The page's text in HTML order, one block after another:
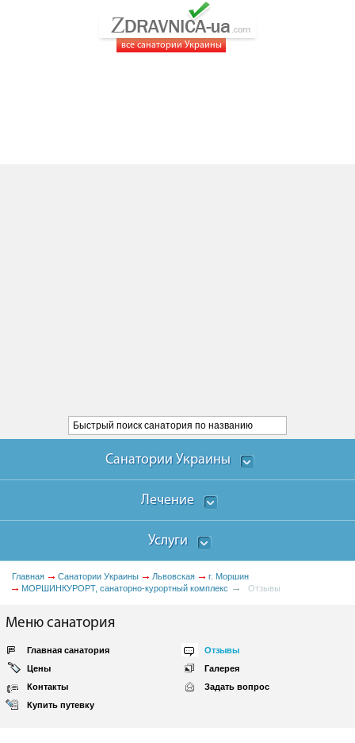
все санатории Украины
Санатории Украины
Лечение
Услуги
Главная Санатории Украины Львовская
г. Моршин
МОРШИНКУРОРТ, санаторно-курортный комплекс
Отзывы
Меню санатория
Главная санатория
Отзывы
Цены
Галерея
Контакты
Задать вопрос
Купить путевку